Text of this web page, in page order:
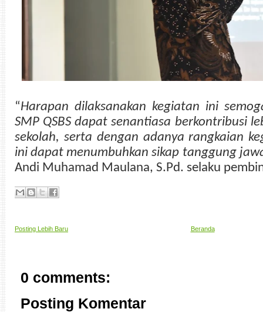
“Harapan dilaksanakan kegiatan ini
SMP QSBS dapat senantiasa berkontribusi
sekolah, serta dengan adanya rangkaian
ini dapat menumbuhkan sikap tanggung
Andi Muhamad Maulana, S.Pd. selaku
Posting Lebih Baru Beranda
0 comments:
Posting Komentar